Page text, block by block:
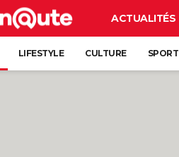
ACTUALITÉS
LIFESTYLE CULTURE SPORT